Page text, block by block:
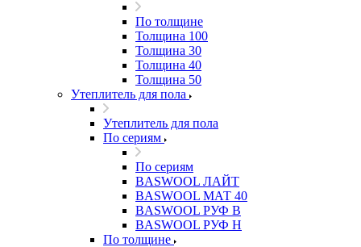
По толщине
Толщина 100
Толщина 30
Толщина 40
Толщина 50
Утеплитель для пола
Утеплитель для пола
По сериям
По сериям
BASWOOL ЛАЙТ
BASWOOL МАТ 40
BASWOOL РУФ В
BASWOOL РУФ Н
По толщине